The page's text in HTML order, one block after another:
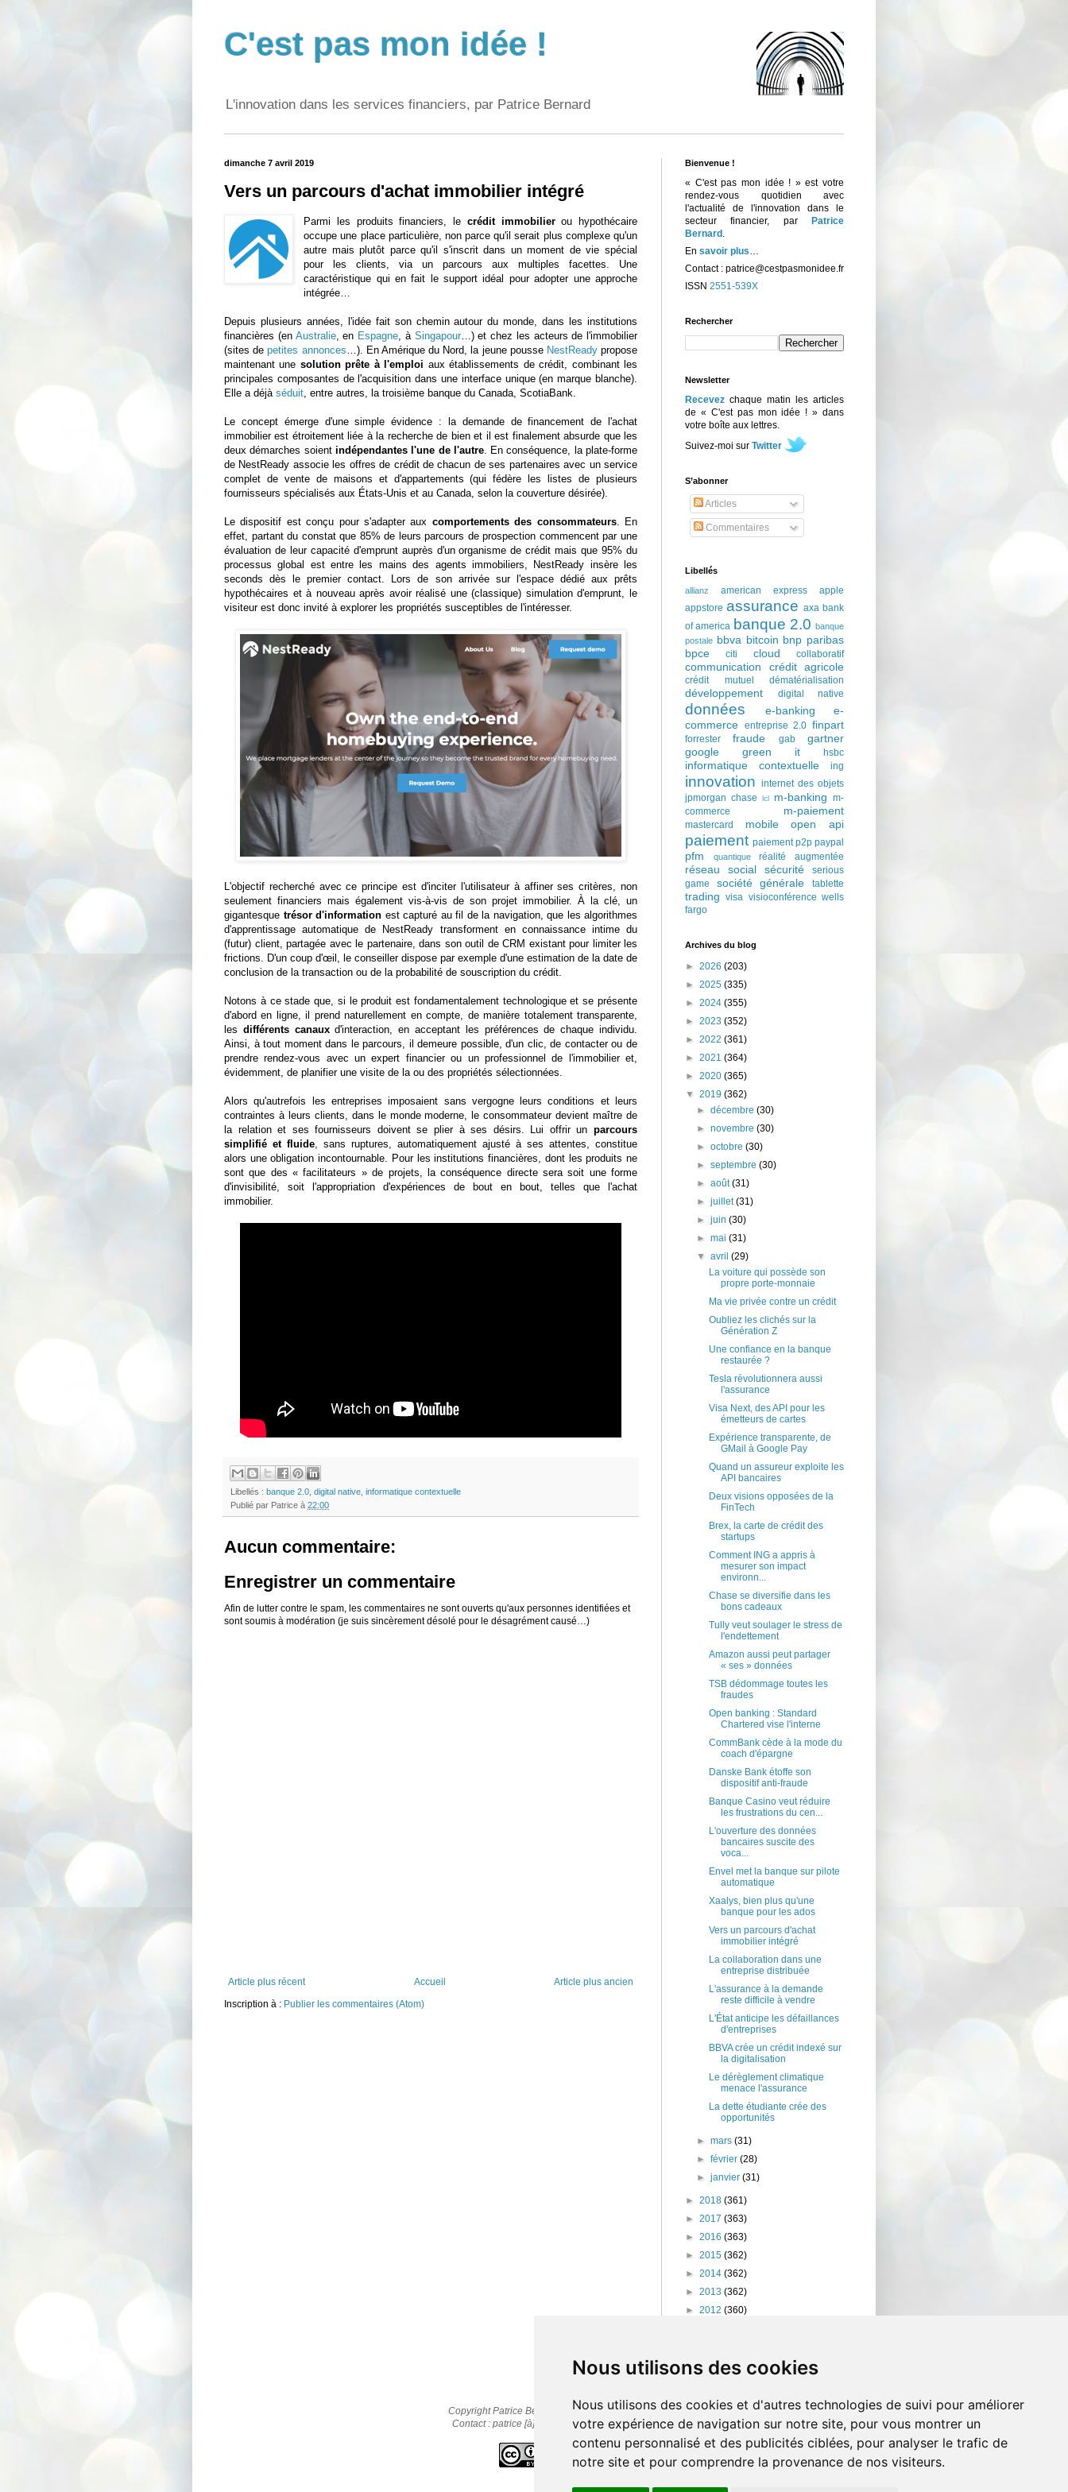
Nous utilisons des cookies
Nous utilisons des cookies et d'autres technologies de suivi pour améliorer
votre expérience de navigation sur notre site, pour vous montrer un
contenu personnalisé et des publicités ciblées, pour analyser le trafic de
notre site et pour comprendre la provenance de nos visiteurs.
C'est pas mon idée !
L'innovation dans les services financiers, par Patrice Bernard
dimanche 7 avril 2019
Vers un parcours d'achat immobilier intégré
Parmi les produits financiers, le crédit immobilierou hypothécaire
occupe une place particulière, non parce qu'il serait plus complexe qu'un
autre mais plutôt parce qu'il s'inscrit dans un moment de vie spécial
pour les clients, via un parcours aux multiples facettes. Une
caractéristique qui en fait le support idéal pour adopter une approche
intégrée…
Depuis plusieurs années, l'idée fait son chemin autour du monde, dans les institutions
financières (en Australie, en Espagne, à Singapour…) et chez les acteurs de l'immobilier
(sites depetites annonces…). En Amérique du Nord, la jeune pousse NestReadypropose
maintenant une solution prête à l'emploi aux établissements de crédit, combinant les
principales composantes de l'acquisition dans une interface unique (en marque blanche).
Elle a déjà séduit, entre autres, la troisième banque du Canada, ScotiaBank.
Le concept émerge d'une simple évidence : la demande de financement de l'achat
immobilier est étroitement liée à la recherche de bien et il est finalement absurde que les
deux démarches soient indépendantes l'une de l'autre. En conséquence, la plate-forme
de NestReady associe les offres de crédit de chacun de ses partenaires avec un service
complet de vente de maisons et d'appartements (qui fédère les listes de plusieurs
fournisseurs spécialisés aux États-Unis et au Canada, selon la couverture désirée).
Le dispositif est conçu pour s'adapter aux comportements des consommateurs. En
effet, partant du constat que 85% de leurs parcours de prospection commencent par une
évaluation de leur capacité d'emprunt auprès d'un organisme de crédit mais que 95% du
processus global est entre les mains des agents immobiliers, NestReady insère les
seconds dès le premier contact. Lors de son arrivée sur l'espace dédié aux prêts
hypothécaires et à nouveau après avoir réalisé une (classique) simulation d'emprunt, le
visiteur est donc invité à explorer les propriétés susceptibles de l'intéresser.
L'objectif recherché avec ce principe est d'inciter l'utilisateur à affiner ses critères, non
seulement financiers mais également vis-à-vis de son projet immobilier. À la clé, un
gigantesque trésor d'information est capturé au fil de la navigation, que les algorithmes
d'apprentissage automatique de NestReady transforment en connaissance intime du
(futur) client, partagée avec le partenaire, dans son outil de CRM existant pour limiter les
frictions. D'un coup d'œil, le conseiller dispose par exemple d'une estimation de la date de
conclusion de la transaction ou de la probabilité de souscription du crédit.
Notons à ce stade que, si le produit est fondamentalement technologique et se présente
d'abord en ligne, il prend naturellement en compte, de manière totalement transparente,
les différents canauxd'interaction, en acceptant les préférences de chaque individu.
Ainsi, à tout moment dans le parcours, il demeure possible, d'un clic, de contacter ou de
prendre rendez-vous avec un expert financier ou un professionnel de l'immobilier et,
évidemment, de planifier une visite de la ou des propriétés sélectionnées.
Alors qu'autrefois les entreprises imposaient sans vergogne leurs conditions et leurs
contraintes à leurs clients, dans le monde moderne, le consommateur devient maître de
la relation et ses fournisseurs doivent se plier à ses désirs. Lui offrir un parcours
simplifié et fluide, sans ruptures, automatiquement ajusté à ses attentes, constitue
alors une obligation incontournable. Pour les institutions financières, dont les produits ne
sont que des « facilitateurs » de projets, la conséquence directe sera soit une forme
d'invisibilité, soit l'appropriation d'expériences de bout en bout, telles que l'achat
immobilier.
Libellés : banque 2.0, digital native, informatique contextuelle
Publié par Patrice à 22:00
Aucun commentaire:
Enregistrer un commentaire
Afin de lutter contre le spam, les commentaires ne sont ouverts qu'aux personnes identifiées et
sont soumis à modération (je suis sincèrement désolé pour le désagrément causé…)
Article plus récent Article plus ancien
Accueil
Inscription à : Publier les commentaires (Atom)
Bienvenue !
« C'est pas mon idée ! » est votre
rendez-vous quotidien avec
l'actualité de l'innovation dans le
secteur financier, par
Patrice
Bernard .
En savoir plus…
Contact : patrice@cestpasmonidee.fr
ISSN 2551-539X
Rechercher
Newsletter
Recevez chaque matin les articles
de « C'est pas mon idée ! » dans
votre boîte aux lettres.
Suivez-moi sur Twitter
S’abonner
Articles
Commentaires
Libellés
allianz american express
apple
appstore assurance axa bank
of america banque 2.0 banque
postale bbva bitcoin bnp paribas
bpce
citi cloud collaboratif
communication crédit agricole
crédit mutuel dématérialisation
développement digital native
données e-banking
e-
commerce entreprise 2.0 finpart
forrester fraude gab
gartner
google
green it hsbc
informatique contextuelle ing
innovation internet des objets
jpmorgan chase
lcl m-banking m-
commerce
m-paiement
mastercard mobile open api
paiement paiement p2p paypal
pfm quantique réalité augmentée
réseau social sécurité
serious
game
société générale tablette
trading visa visioconférence wells
fargo
Archives du blog
► 2026 (203)
► 2025 (335)
► 2024 (355)
► 2023 (352)
► 2022 (361)
► 2021 (364)
► 2020 (365)
▼ 2019 (362)
►décembre(30)
►novembre(30)
►octobre(30)
►septembre(30)
►août(31)
►juillet(31)
►juin(30)
►mai(31)
▼avril(29)
La voiture qui possède son
propre porte-monnaie
Ma vie privée contre un crédit
Oubliez les clichés sur la
Génération Z
Une confiance en la banque
restaurée ?
Tesla révolutionnera aussi
l'assurance
Visa Next, des API pour les
émetteurs de cartes
Expérience transparente, de
GMail à Google Pay
Quand un assureur exploite les
API bancaires
Deux visions opposées de la
FinTech
Brex, la carte de crédit des
startups
Comment ING a appris à
mesurer son impact
environn...
Chase se diversifie dans les
bons cadeaux
Tully veut soulager le stress de
l'endettement
Amazon aussi peut partager
« ses » données
TSB dédommage toutes les
fraudes
Open banking : Standard
Chartered vise l'interne
CommBank cède à la mode du
coach d'épargne
Danske Bank étoffe son
dispositif anti-fraude
Banque Casino veut réduire
les frustrations du cen...
L'ouverture des données
bancaires suscite des
voca...
Envel met la banque sur pilote
automatique
Xaalys, bien plus qu'une
banque pour les ados
Vers un parcours d'achat
immobilier intégré
La collaboration dans une
entreprise distribuée
L'assurance à la demande
reste difficile à vendre
L'État anticipe les défaillances
d'entreprises
BBVA crée un crédit indexé sur
la digitalisation
Le dérèglement climatique
menace l'assurance
La dette étudiante crée des
opportunités
►mars(31)
►février(28)
►janvier(31)
► 2018 (361)
► 2017 (363)
► 2016 (363)
► 2015 (362)
► 2014 (362)
► 2013 (362)
► 2012 (360)
Copyright Patrice Bernard © 2010-2025
Contact : patrice [à] cestpasmonidee.fr